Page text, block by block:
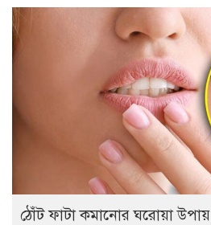
ঠোঁট ফাটা কমানোর ঘরোয়া উপায়